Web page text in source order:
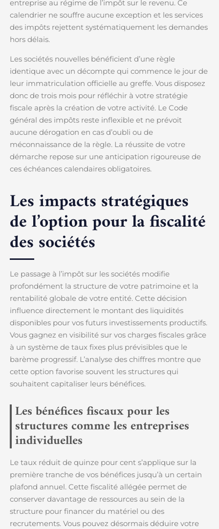
entreprise au régime de l’impôt sur le revenu. Ce
calendrier ne souffre aucune exception et les services
des impôts rejettent systématiquement les demandes
hors délais.
Les sociétés nouvelles bénéficient d’une règle
identique avec un décompte qui commence le jour de
leur immatriculation officielle au greffe. Vous disposez
donc de trois mois pour réfléchir à votre stratégie
fiscale après la création de votre activité. Le Code
général des impôts reste inflexible et ne prévoit
aucune dérogation en cas d’oubli ou de
méconnaissance de la règle. La réussite de votre
démarche repose sur une anticipation rigoureuse de
ces échéances calendaires obligatoires.
Les impacts stratégiques
de l’option pour la fiscalité
des sociétés
Le passage à l’impôt sur les sociétés modifie
profondément la structure de votre patrimoine et la
rentabilité globale de votre entité. Cette décision
influence directement le montant des liquidités
disponibles pour vos futurs investissements productifs.
Vous gagnez en visibilité sur vos charges fiscales grâce
à un système de taux fixes plus prévisibles que le
barème progressif. L’analyse des chiffres montre que
cette option favorise souvent les structures qui
souhaitent capitaliser leurs bénéfices.
Les bénéfices fiscaux pour les
structures comme les entreprises
individuelles
Le taux réduit de quinze pour cent s’applique sur la
première tranche de vos bénéfices jusqu’à un certain
plafond annuel. Cette fiscalité allégée permet de
conserver davantage de ressources au sein de la
structure pour financer du matériel ou des
recrutements. Vous pouvez désormais déduire votre